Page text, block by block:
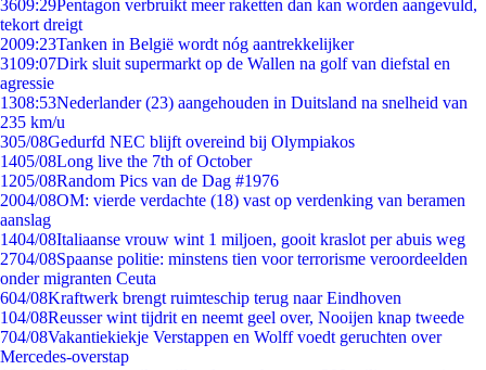
3609:29Pentagon verbruikt meer raketten dan kan worden aangevuld,
tekort dreigt
2009:23Tanken in België wordt nóg aantrekkelijker
3109:07Dirk sluit supermarkt op de Wallen na golf van diefstal en
agressie
1308:53Nederlander (23) aangehouden in Duitsland na snelheid van
235 km/u
305/08Gedurfd NEC blijft overeind bij Olympiakos
1405/08Long live the 7th of October
1205/08Random Pics van de Dag #1976
2004/08OM: vierde verdachte (18) vast op verdenking van beramen
aanslag
1404/08Italiaanse vrouw wint 1 miljoen, gooit kraslot per abuis weg
2704/08Spaanse politie: minstens tien voor terrorisme veroordeelden
onder migranten Ceuta
604/08Kraftwerk brengt ruimteschip terug naar Eindhoven
104/08Reusser wint tijdrit en neemt geel over, Nooijen knap tweede
704/08Vakantiekiekje Verstappen en Wolff voedt geruchten over
Mercedes-overstap